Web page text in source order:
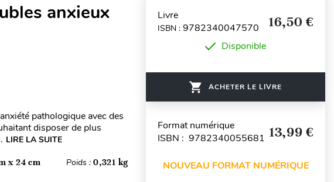
anxieux
pathologique avec des
disposer de plus
LIRE LA SUITE
x 24 cm Poids :0,321 kg
Livre
ISBN : 9782340047570 16,50 €
Disponible
ACHETER LE LIVRE
Format numérique
ISBN : 9782340055681 13,99 €
NOUVEAU FORMAT NUMÉRIQUE